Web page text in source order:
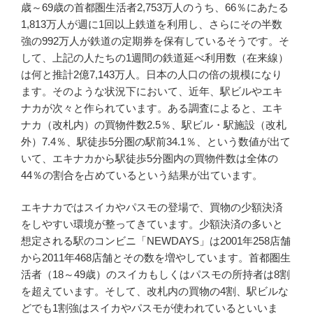
歳～69歳の首都圏生活者2,753万人のうち、66％にあたる
1,813万人が週に1回以上鉄道を利用し、さらにその半数
強の992万人が鉄道の定期券を保有しているそうです。そ
して、上記の人たちの1週間の鉄道延べ利用数（在来線）
は何と推計2億7,143万人。日本の人口の倍の規模になり
ます。そのような状況下において、近年、駅ビルやエキ
ナカが次々と作られています。ある調査によると、エキ
ナカ（改札内）の買物件数2.5％、駅ビル・駅施設（改札
外）7.4％、駅徒歩5分圏の駅前34.1％、という数値が出て
いて、エキナカから駅徒歩5分圏内の買物件数は全体の
44％の割合を占めているという結果が出ています。
エキナカではスイカやパスモの登場で、買物の少額決済
をしやすい環境が整ってきています。少額決済の多いと
想定される駅のコンビニ「NEWDAYS」は2001年258店舗
から2011年468店舗とその数を増やしています。首都圏生
活者（18～49歳）のスイカもしくはパスモの所持者は8割
を超えています。そして、改札内の買物の4割、駅ビルな
どでも1割強はスイカやパスモが使われているといいま